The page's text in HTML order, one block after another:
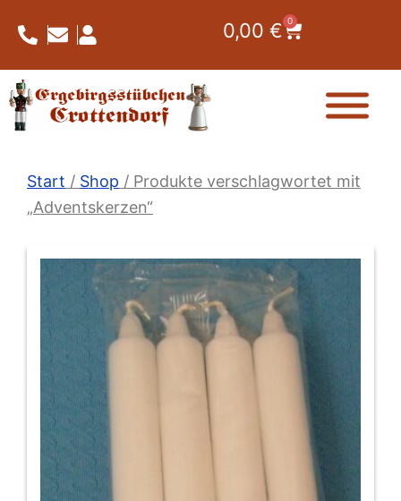
Inhalt
springen
0,00 € 0
Warenkorb
Start / Shop / Produkte verschlagwortet mit
„Adventskerzen“